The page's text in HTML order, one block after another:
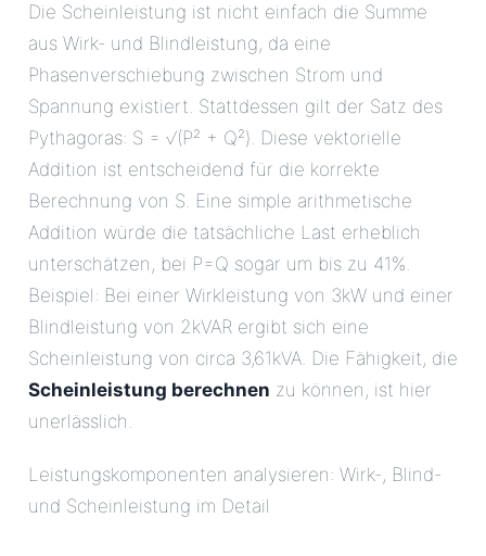
Die Scheinleistung ist nicht einfach die Summe
aus Wirk- und Blindleistung, da eine
Phasenverschiebung zwischen Strom und
Spannung existiert. Stattdessen gilt der Satz des
Pythagoras: S = √(P² + Q²). Diese vektorielle
Addition ist entscheidend für die korrekte
Berechnung von S. Eine simple arithmetische
Addition würde die tatsächliche Last erheblich
unterschätzen, bei P=Q sogar um bis zu 41%.
Beispiel: Bei einer Wirkleistung von 3kW und einer
Blindleistung von 2kVAR ergibt sich eine
Scheinleistung von circa 3,61kVA. Die Fähigkeit, die
Scheinleistung berechnen zu können, ist hier
unerlässlich.
Leistungskomponenten analysieren: Wirk-, Blind-
und Scheinleistung im Detail